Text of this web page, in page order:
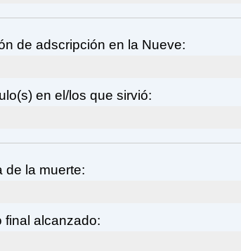
de adscripción en la Nueve:
en el/los que sirvió:
de la muerte:
final alcanzado: